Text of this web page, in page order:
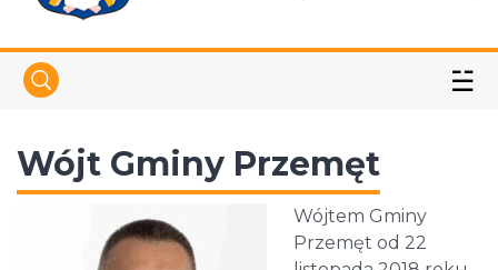
☱
Wójt Gminy Przemęt
Wójtem Gminy
Przemęt od 22